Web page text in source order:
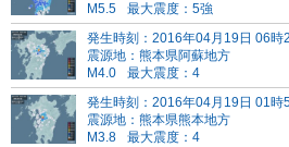
M5.5
最大震度：5強
発生時刻：2016年04月19日 06時
震源地：熊本県阿蘇地方
M4.0
最大震度：4
発生時刻：2016年04月19日 01時
震源地：熊本県熊本地方
M3.8
最大震度：4